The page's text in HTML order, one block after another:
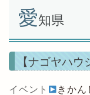
愛知県
【ナゴヤハ
イベント
きかん